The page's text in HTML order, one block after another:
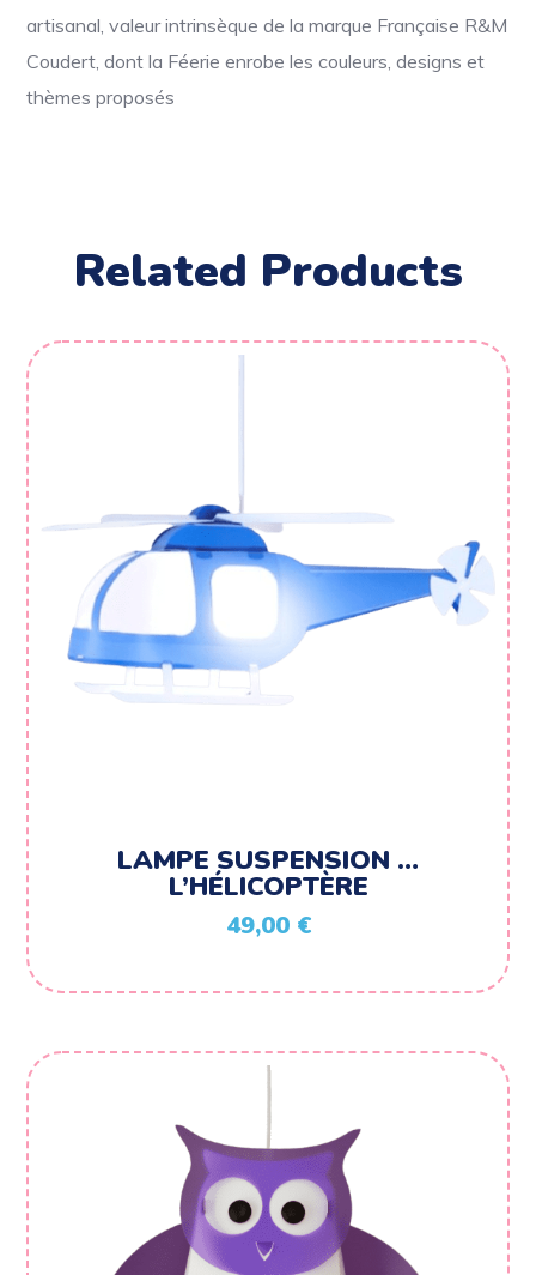
artisanal, valeur intrinsèque de la marque Française R&M
Coudert, dont la Féerie enrobe les couleurs, designs et
thèmes proposés
Related Products
LAMPE SUSPENSION …
L’HÉLICOPTÈRE
49,00 €